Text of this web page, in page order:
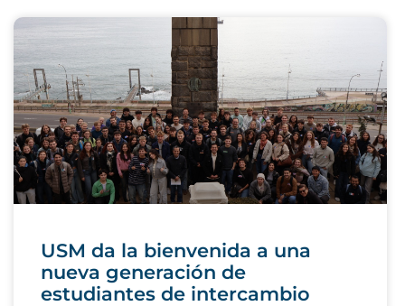
USM da la bienvenida a una
nueva generación de
estudiantes de intercambio